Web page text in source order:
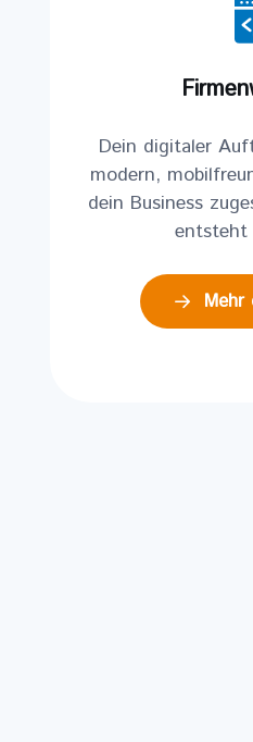
Dein digitaler
modern,
dein Business
entsteht